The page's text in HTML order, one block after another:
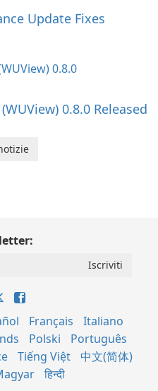
Update Fixes
0.8.0 Released
Français
Italiano
Polski
Português
Tiếng Việt
中文(简体)
हिन्दी